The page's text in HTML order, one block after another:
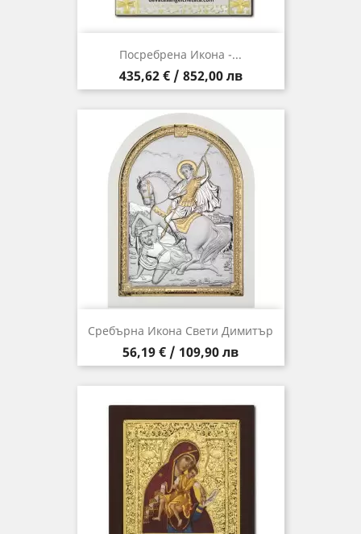
Посребрена Икона -...
Цена
435,62 € / 852,00 лв
Сребърна Икона Свети Димитър
Цена
56,19 € / 109,90 лв